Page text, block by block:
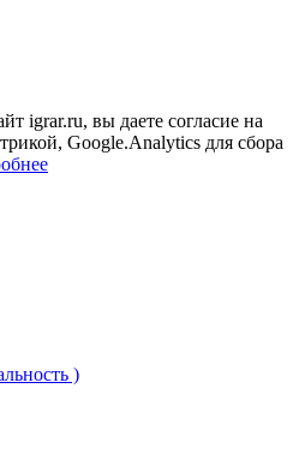
igrar.ru, вы даете согласие на
Google.Analytics для сбора
)